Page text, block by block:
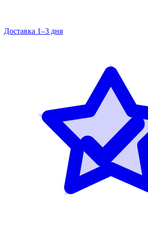
Доставка 1–3 дня